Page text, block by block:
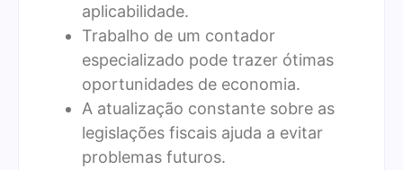
aplicabilidade.
Trabalho de um contador
especializado pode trazer ótimas
oportunidades de economia.
A atualização constante sobre as
legislações fiscais ajuda a evitar
problemas futuros.